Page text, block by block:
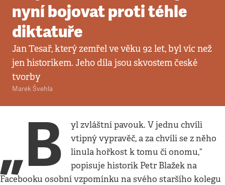
nyní bojovat proti téhle
diktatuře
Jan Tesař, který zemřel ve věku 92 let, byl víc než
jen historikem. Jeho díla jsou skvostem české
tvorby
Marek Švehla
„B
yl zvláštní pavouk. V jednu chvíli
vtipný vypravěč, a za chvíli se z něho
linula hořkost k tomu či onomu,“
popisuje historik Petr Blažek na
Facebooku osobní vzpomínku na svého staršího kolegu